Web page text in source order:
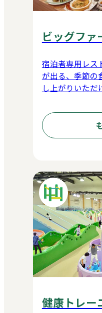
ビッグファ
宿泊者専用レス
が出る、季節の
し上がりいただ
健康トレー